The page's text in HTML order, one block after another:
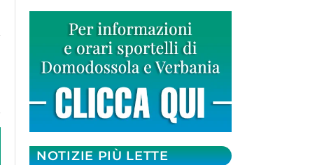
NOTIZIE PIÙ LETTE